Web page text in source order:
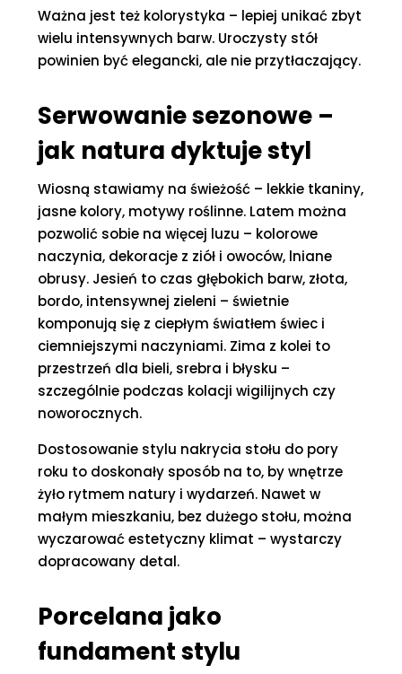
Ważna jest też kolorystyka – lepiej unikać zbyt
wielu intensywnych barw. Uroczysty stół
powinien być elegancki, ale nie przytłaczający.
Serwowanie sezonowe –
jak natura dyktuje styl
Wiosną stawiamy na świeżość – lekkie tkaniny,
jasne kolory, motywy roślinne. Latem można
pozwolić sobie na więcej luzu – kolorowe
naczynia, dekoracje z ziół i owoców, lniane
obrusy. Jesień to czas głębokich barw, złota,
bordo, intensywnej zieleni – świetnie
komponują się z ciepłym światłem świec i
ciemniejszymi naczyniami. Zima z kolei to
przestrzeń dla bieli, srebra i błysku –
szczególnie podczas kolacji wigilijnych czy
noworocznych.
Dostosowanie stylu nakrycia stołu do pory
roku to doskonały sposób na to, by wnętrze
żyło rytmem natury i wydarzeń. Nawet w
małym mieszkaniu, bez dużego stołu, można
wyczarować estetyczny klimat – wystarczy
dopracowany detal.
Porcelana jako
fundament stylu